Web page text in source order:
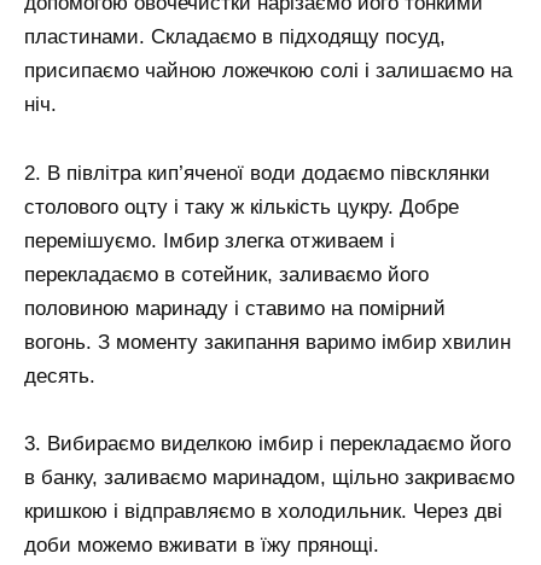
пластинами. Складаємо в підходящу посуд,
присипаємо чайною ложечкою солі і залишаємо на
ніч.
2. В півлітра кип’яченої води додаємо півсклянки
столового оцту і таку ж кількість цукру. Добре
перемішуємо. Імбир злегка отживаем і
перекладаємо в сотейник, заливаємо його
половиною маринаду і ставимо на помірний
вогонь. З моменту закипання варимо імбир хвилин
десять.
3. Вибираємо виделкою імбир і перекладаємо його
в банку, заливаємо маринадом, щільно закриваємо
кришкою і відправляємо в холодильник. Через дві
доби можемо вживати в їжу прянощі.